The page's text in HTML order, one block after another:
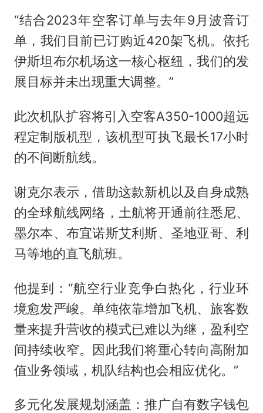
“结合2023年空客订单与去年9月波音订
单，我们目前已订购近420架飞机。依托
伊斯坦布尔机场这一核心枢纽，我们的发
展目标并未出现重大调整。”
此次机队扩容将引入空客A350-1000超远
程定制版机型，该机型可执飞最长17小时
的不间断航线。
谢克尔表示，借助这款新机以及自身成熟
的全球航线网络，土航将开通前往悉尼、
墨尔本、布宜诺斯艾利斯、圣地亚哥、利
马等地的直飞航班。
他提到：“航空行业竞争白热化，行业环
境愈发严峻。单纯依靠增加飞机、旅客数
量来提升营收的模式已难以为继，盈利空
间持续收窄。因此我们将重心转向高附加
值业务领域，机队结构也会相应优化。”
多元化发展规划涵盖：推广自有数字钱包